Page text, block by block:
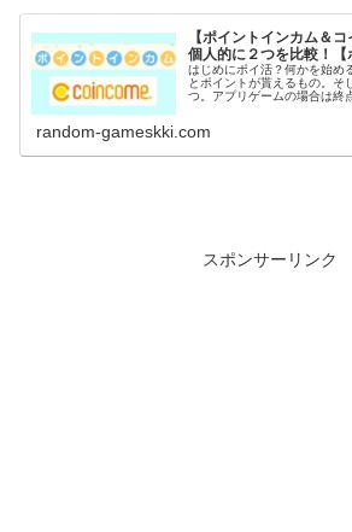
【ポイントインカム＆
個人的に２つを比較！【
はじめにポイ活？何かを始
とポイントが貰えるもの。そ
つ。アプリゲームの場合は終
〇〇到達でポイントGETなど
ーや現金に交換出来るのがポ
random-gameskki.com